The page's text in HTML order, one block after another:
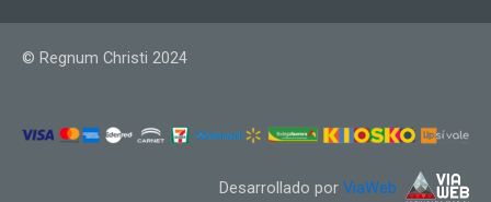
© Regnum Christi 2024
Desarrollado por ViaWeb